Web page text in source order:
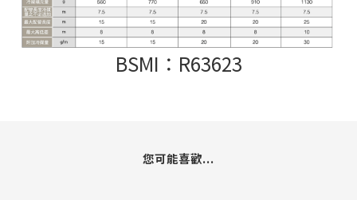
BSMI：R63623
您可能喜歡...